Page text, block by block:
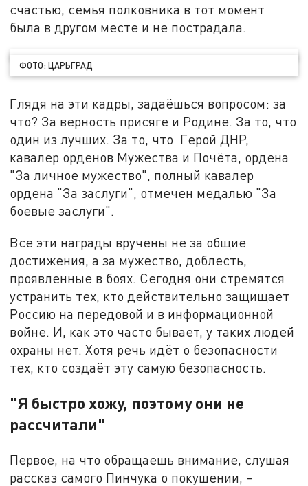
счастью, семья полковника в тот момент
была в другом месте и не пострадала.
ФОТО: ЦАРЬГРАД
Глядя на эти кадры, задаёшься вопросом: за
что? За верность присяге и Родине. За то, что
один из лучших. За то, что Герой ДНР,
кавалер орденов Мужества и Почёта, ордена
"За личное мужество", полный кавалер
ордена "За заслуги", отмечен медалью "За
боевые заслуги".
Все эти награды вручены не за общие
достижения, а за мужество, доблесть,
проявленные в боях. Сегодня они стремятся
устранить тех, кто действительно защищает
Россию на передовой и в информационной
войне. И, как это часто бывает, у таких людей
охраны нет. Хотя речь идёт о безопасности
тех, кто создаёт эту самую безопасность.
"Я быстро хожу, поэтому они не
рассчитали"
Первое, на что обращаешь внимание, слушая
рассказ самого Пинчука о покушении, –